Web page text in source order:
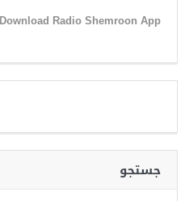
Download Radio Shemroon App
جستجو